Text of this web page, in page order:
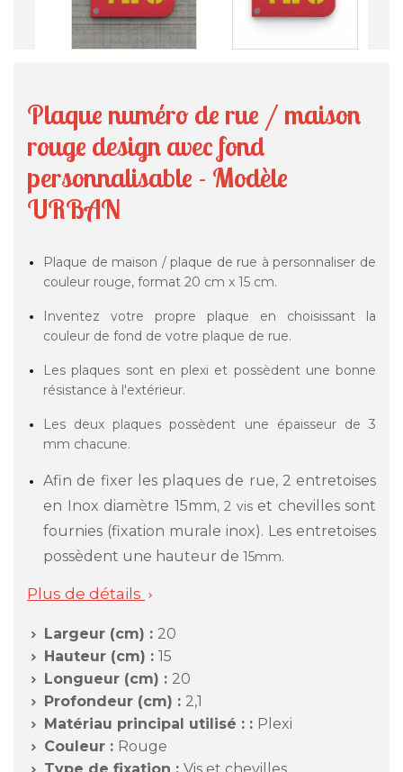
Plaque numéro de rue / maison
rouge design avec fond
personnalisable - Modèle
URBAN
Plaque de maison / plaque de rue à personnaliser de
couleur rouge, format 20 cm x 15 cm.
Inventez votre propre plaque en choisissant la
couleur de fond de votre plaque de rue.
Les plaques sont en plexi et possèdent une bonne
résistance à l'extérieur.
Les deux plaques possèdent une épaisseur de 3
mm chacune.
Afin de fixer les plaques de rue, 2 entretoises
en Inox diamètre 15mm, 2 viset chevilles sont
fournies (fixation murale inox). Les entretoises
possèdent une hauteur de 15mm.
Plus de détails 
 Largeur (cm) : 20
 Hauteur (cm) : 15
 Longueur (cm) : 20
 Profondeur (cm) : 2,1
 Matériau principal utilisé : : Plexi
 Couleur : Rouge